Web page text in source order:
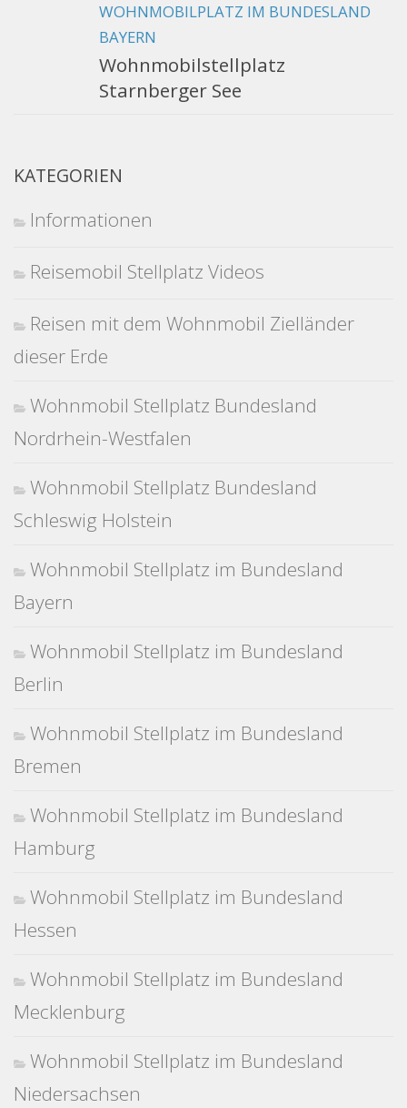
WOHNMOBILPLATZ IM BUNDESLAND
BAYERN
Wohnmobilstellplatz
Starnberger See
KATEGORIEN
Informationen
Reisemobil Stellplatz Videos
Reisen mit dem Wohnmobil Zielländer
dieser Erde
Wohnmobil Stellplatz Bundesland
Nordrhein-Westfalen
Wohnmobil Stellplatz Bundesland
Schleswig Holstein
Wohnmobil Stellplatz im Bundesland
Bayern
Wohnmobil Stellplatz im Bundesland
Berlin
Wohnmobil Stellplatz im Bundesland
Bremen
Wohnmobil Stellplatz im Bundesland
Hamburg
Wohnmobil Stellplatz im Bundesland
Hessen
Wohnmobil Stellplatz im Bundesland
Mecklenburg
Wohnmobil Stellplatz im Bundesland
Niedersachsen